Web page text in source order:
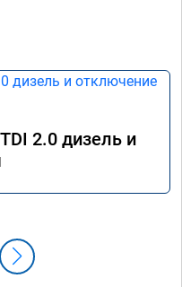
2.0 дизель и